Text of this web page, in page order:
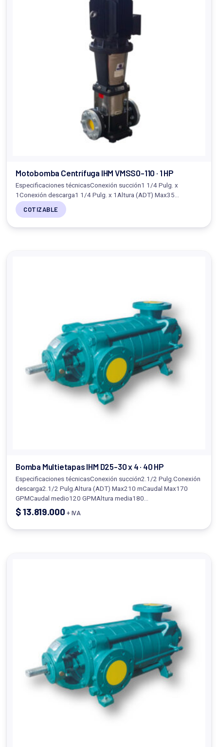
Motobomba Centrífuga IHM VMSS0-110 · 1 HP
Especificaciones técnicasConexión succión1 1/4 Pulg. x
1Conexión descarga1 1/4 Pulg. x 1Altura (ADT) Max35…
COTIZABLE
Bomba Multietapas IHM D25-30 x 4 · 40 HP
Especificaciones técnicasConexión succión2.1/2 Pulg.Conexión
descarga2.1/2 Pulg.Altura (ADT) Max210 mCaudal Max170
GPMCaudal medio120 GPMAltura media180…
$13.819.000 + IVA